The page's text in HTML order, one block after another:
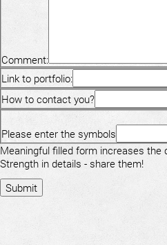
Comment:
Link to portfolio:
How to contact you?
Please enter the symbols
Meaningful filled form increases the
Strength in details - share them!